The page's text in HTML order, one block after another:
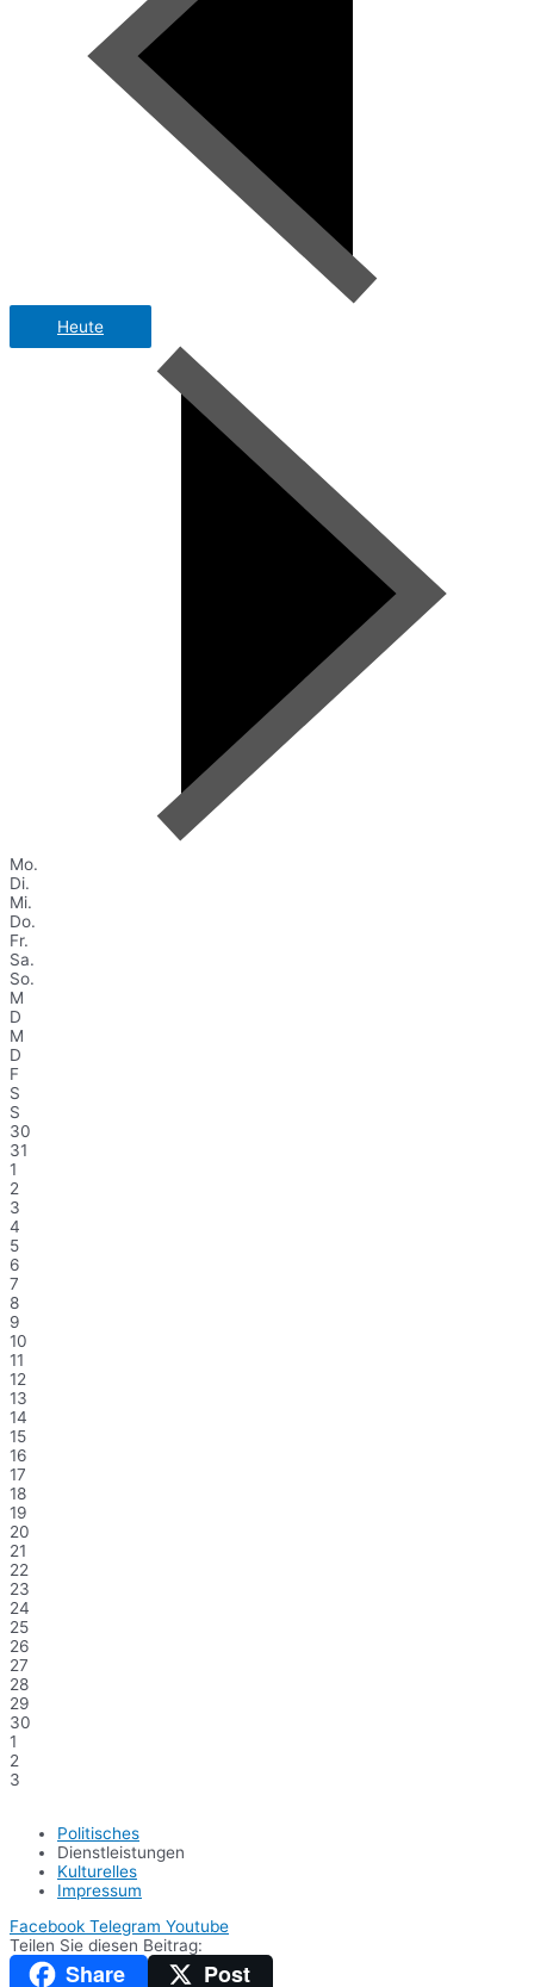
Heute
Mo.
Di.
Mi.
Do.
Fr.
Sa.
So.
M
D
M
D
F
S
S
30
31
1
2
3
4
5
6
7
8
9
10
11
12
13
14
15
16
17
18
19
20
21
22
23
24
25
26
27
28
29
30
1
2
3
Politisches
Dienstleistungen
Kulturelles
Impressum
Facebook Telegram Youtube
Teilen Sie diesen Beitrag:
Share Post